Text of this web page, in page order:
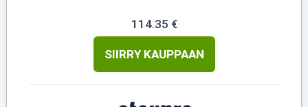
114.35 €
SIIRRY KAUPPAAN